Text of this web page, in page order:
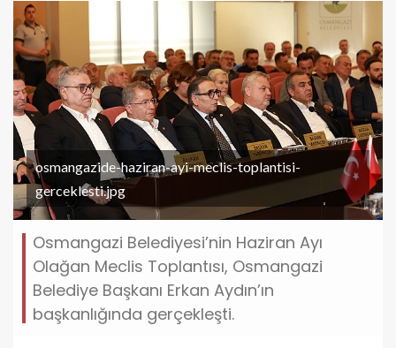
osmangazide-haziran-ayi-meclis-toplantisi-
gerceklesti.jpg
Osmangazi Belediyesi’nin Haziran Ayı
Olağan Meclis Toplantısı, Osmangazi
Belediye Başkanı Erkan Aydın’ın
başkanlığında gerçekleşti.